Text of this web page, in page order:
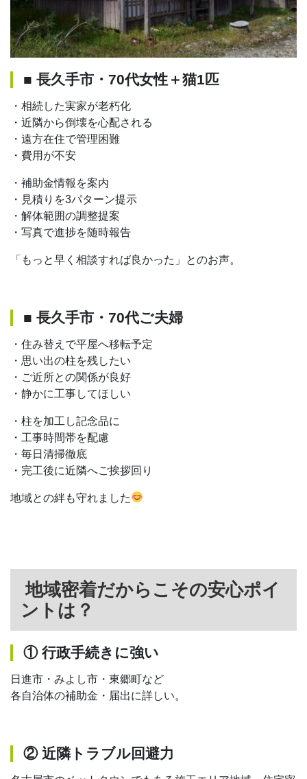
■ 長久手市・70代女性＋猫1匹
・相続した実家が老朽化
・近隣から倒壊を心配される
・遠方在住で管理困難
・費用が不安
・補助金情報を案内
・見積りを3パターン提示
・解体範囲の調整提案
・写真で進捗を随時報告
「もっと早く相談すれば良かった」とのお声。
■ 長久手市・70代ご夫婦
・住み替えで平屋へ移転予定
・思い出の柱を残したい
・ご近所との関係が良好
・静かに工事してほしい
・柱を加工し記念品に
・工事時間帯を配慮
・毎日清掃徹底
・完工後に近隣へご挨拶回り
地域との絆も守れました
地域密着だからこその安心ポイ
ントは？
① 行政手続きに強い
日進市・みよし市・東郷町など
各自治体の補助金・届出に詳しい。
② 近隣トラブル回避力